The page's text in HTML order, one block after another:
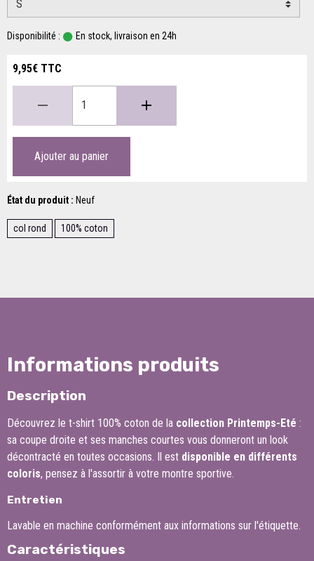
Disponibilité : En stock, livraison en 24h
9,95€ TTC
Ajouter au panier
État du produit : Neuf
col rond 100% coton
Informations produits
Description
Découvrez le t-shirt 100% coton de la collection Printemps-Eté :
sa coupe droite et ses manches courtes vous donneront un look
décontracté en toutes occasions. Il est disponible en différents
coloris, pensez à l'assortir à votre montre sportive.
Entretien
Lavable en machine conformément aux informations sur l'étiquette.
Caractéristiques